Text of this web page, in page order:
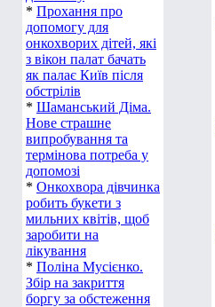
* Прохання про
допомогу для
онкохворих дітей, які
з вікон палат бачать
як палає Київ після
обстрілів
* Шаманський Діма.
Нове страшне
випробування та
термінова потреба у
допомозі
* Онкохвора дівчинка
робить букети з
мильних квітів, щоб
заробити на
лікування
* Поліна Мусієнко.
Збір на закриття
боргу за обстеження